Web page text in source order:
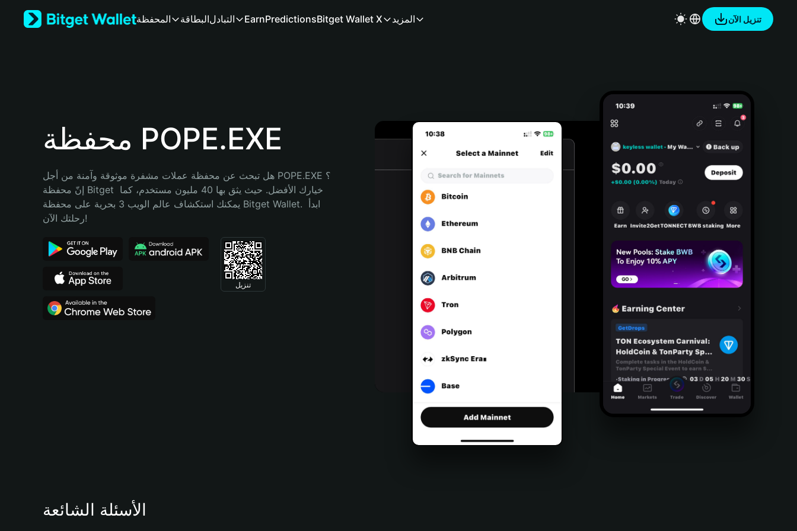
Bahasa Indonesia
Português (Brasil)
المحفظة البطاقةالتبادل EarnPredictionsBitget Wallet X المزيد تنزيل الآن
محفظة POPE.EXE
هل تبحث عن محفظة عملات مشفرة موثوقة وآمنة من أجل POPE.EXE؟
إنّ محفظة Bitget خيارك الأفضل. حيث يثق بها 40 مليون مستخدم، كما
يمكنك استكشاف عالم الويب 3 بحرية على محفظة Bitget Wallet. ابدأ
رحلتك الآن!
تنزيل
الأسئلة الشائعة